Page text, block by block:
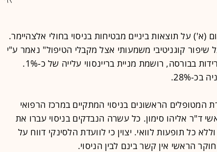
(א') על תוצאות ביניים מבטיחות בניסוי בחולי אלצהיימר.
שיפור קוגניטיבי משמעותי אצל מקבלי הטיפול" נאמר ע"י
החברה. בניגוד למגמת הירידות בבורסה, רושמת מניית בריינסווי עלייה של כ-1%.
28%.
המטופלים הראשונים בניסוי המתקיים במרכז הרפואי
ד"ר אליהו סימון. כל עשרה הנבדקים בניסוי עברו את
כל תופעות לוואי. יצוין כי לוועדת הלסינקי דווח על
הראשי אין קשר בינם לבין הניסוי.